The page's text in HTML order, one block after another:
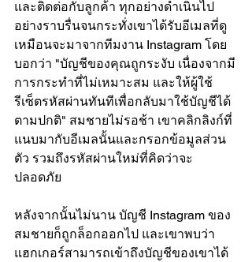
และติดต่อกับลูกค้า ทุกอย่างดำเนินไป
อย่างราบรื่นจนกระทั่งเขาได้รับอีเมลที่ดู
เหมือนจะมาจากทีมงาน Instagram โดย
บอกว่า "บัญชีของคุณถูกระงับ เนื่องจากมี
การกระทำที่ไม่เหมาะสม และให้ผู้ใช้
รีเซ็ตรหัสผ่านทันทีเพื่อกลับมาใช้บัญชีได้
ตามปกติ" สมชายไม่รอช้า เขาคลิกลิงก์ที่
แนบมากับอีเมลนั้นและกรอกข้อมูลส่วน
ตัว รวมถึงรหัสผ่านใหม่ที่คิดว่าจะ
ปลอดภัย
หลังจากนั้นไม่นาน บัญชี Instagram ของ
สมชายก็ถูกล็อกออกไป และเขาพบว่า
แฮกเกอร์สามารถเข้าถึงบัญชีของเขาได้